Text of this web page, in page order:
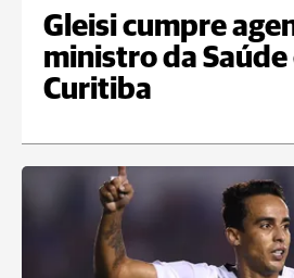
Gleisi cumpre
ministro da Saúde
Curitiba